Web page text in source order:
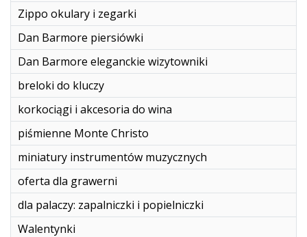
Zippo okulary i zegarki
Dan Barmore piersiówki
Dan Barmore eleganckie wizytowniki
breloki do kluczy
korkociągi i akcesoria do wina
piśmienne Monte Christo
miniatury instrumentów muzycznych
oferta dla grawerni
dla palaczy: zapalniczki i popielniczki
Walentynki